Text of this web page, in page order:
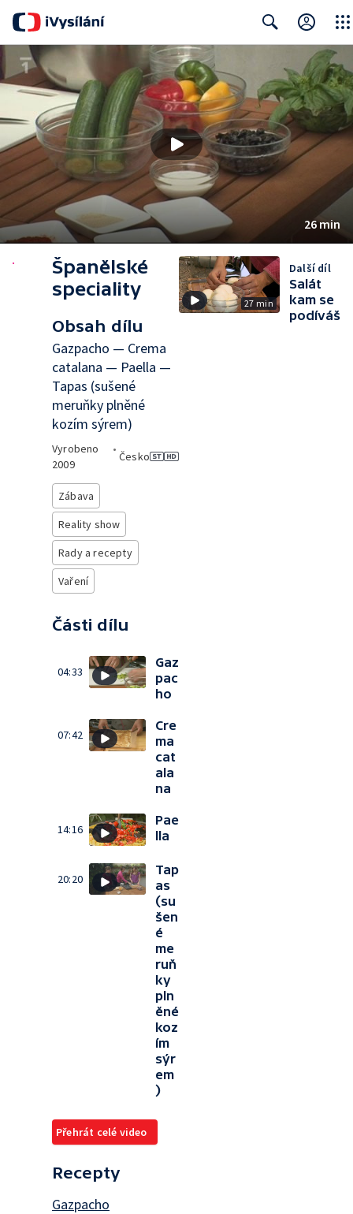
Close
26 min
Španělské
speciality
Obsah dílu
Gazpacho — Crema
catalana — Paella —
Tapas (sušené
meruňky plněné
kozím sýrem)
Vyrobeno
2009
•
Česko
Zábava
Reality show
Rady a recepty
Vaření
Části dílu
04:33
Gaz
pac
ho
07:42
Cre
ma
cat
ala
na
14:16
Pae
lla
20:20
Tap
as
(su
šen
é
me
ruň
ky
pln
ěné
koz
ím
sýr
em
)
Přehrát celé video
Recepty
Gazpacho
27 min
Další díl
Salát
kam se
podíváš